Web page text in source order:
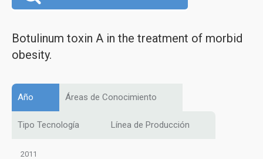
Botulinum toxin A in the treatment of morbid
obesity.
Año Áreas de Conocimiento
Tipo Tecnología Línea de Producción
2011